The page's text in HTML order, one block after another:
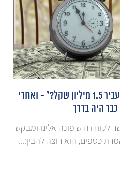
"כמה יעלה להעביר 1.5 מיליון שקל?" - ואחרי
לקוח חדש פונה אלינו ומבקש
כספים, הוא רוצה להבין:...